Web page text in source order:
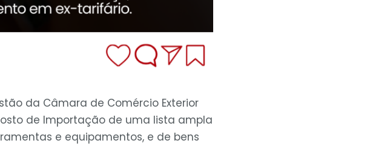
da Câmara de Comércio Exterior
de Importação de uma lista ampla
e equipamentos, e de bens